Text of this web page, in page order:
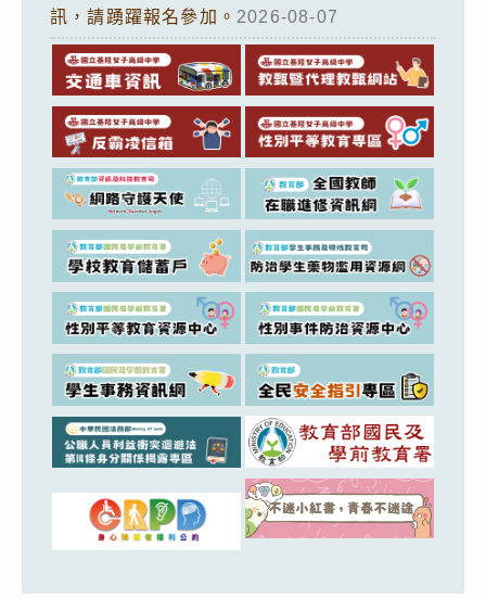
訊，請踴躍報名參加。 2026-08-07